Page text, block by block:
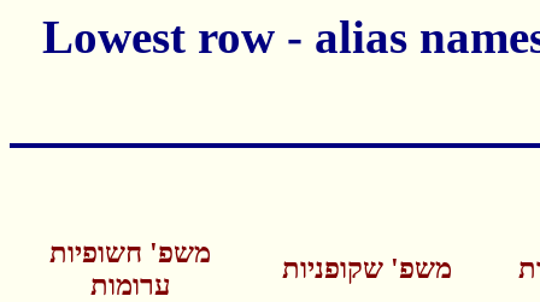
משפ' חשופיות
ערומות
משפ' שקופניות